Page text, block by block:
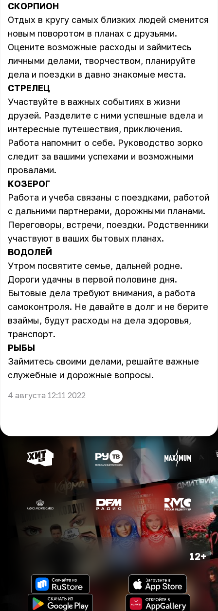
СКОРПИОН
Отдых в кругу самых близких людей сменится
новым поворотом в планах с друзьями.
Оцените возможные расходы и займитесь
личными делами, творчеством, планируйте
дела и поездки в давно знакомые места.
СТРЕЛЕЦ
Участвуйте в важных событиях в жизни
друзей. Разделите с ними успешные вдела и
интересные путешествия, приключения.
Работа напомнит о себе. Руководство зорко
следит за вашими успехами и возможными
провалами.
КОЗЕРОГ
Работа и учеба связаны с поездками, работой
с дальними партнерами, дорожными планами.
Переговоры, встречи, поездки. Родственники
участвуют в ваших бытовых планах.
ВОДОЛЕЙ
Утром посвятите семье, дальней родне.
Дороги удачны в первой половине дня.
Бытовые дела требуют внимания, а работа
самоконтроля. Не давайте в долг и не берите
взаймы, будут расходы на дела здоровья,
транспорт.
РЫБЫ
Займитесь своими делами, решайте важные
служебные и дорожные вопросы.
4 августа 12:11 2022
12+